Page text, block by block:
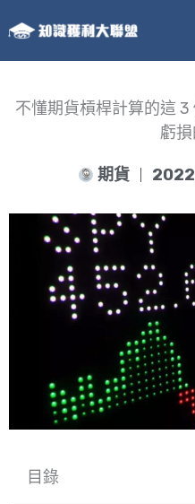
至
主
不懂期貨槓桿計算的這
虧
期貨
目錄